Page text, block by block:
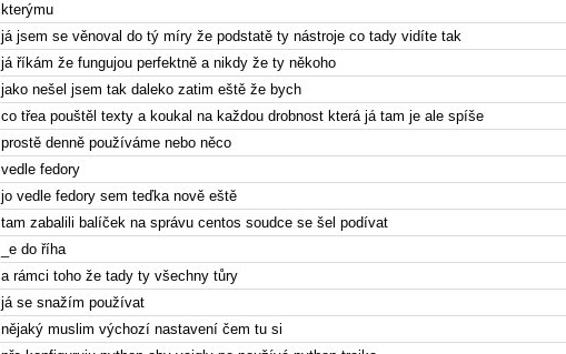
kterýmu
já jsem se věnoval do tý míry že podstatě ty nástroje co tady vidíte tak
já říkám že fungujou perfektně a nikdy že ty někoho
jako nešel jsem tak daleko zatim eště že bych
co třea pouštěl texty a koukal na každou drobnost která já tam je ale spíše
prostě denně používáme nebo něco
vedle fedory
jo vedle fedory sem teďka nově eště
tam zabalili balíček na správu centos soudce se šel podívat
_e do říha
a rámci toho že tady ty všechny tůry
já se snažím používat
nějaký muslim výchozí nastavení čem tu si